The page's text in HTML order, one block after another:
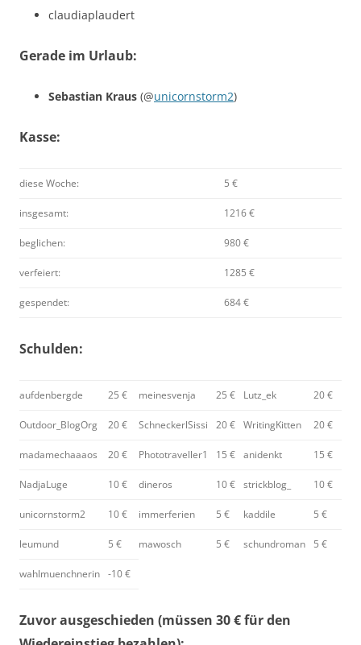
claudiaplaudert
Gerade im Urlaub:
Sebastian Kraus (@unicornstorm2)
Kasse:
diese Woche: 5 €
insgesamt: 1216 €
beglichen: 980 €
verfeiert: 1285 €
gespendet: 684 €
Schulden:
aufdenbergde 25 € meinesvenja 25 € Lutz_ek 20 €
Outdoor_BlogOrg 20 € SchneckerlSissi 20 € WritingKitten 20 €
madamechaaaos 20 € Phototraveller1 15 € anidenkt 15 €
NadjaLuge 10 € dineros 10 € strickblog_ 10 €
unicornstorm2 10 € immerferien 5 € kaddile 5 €
leumund 5 € mawosch 5 € schundroman 5 €
wahlmuenchnerin -10 €
Zuvor ausgeschieden (müssen 30 € für den